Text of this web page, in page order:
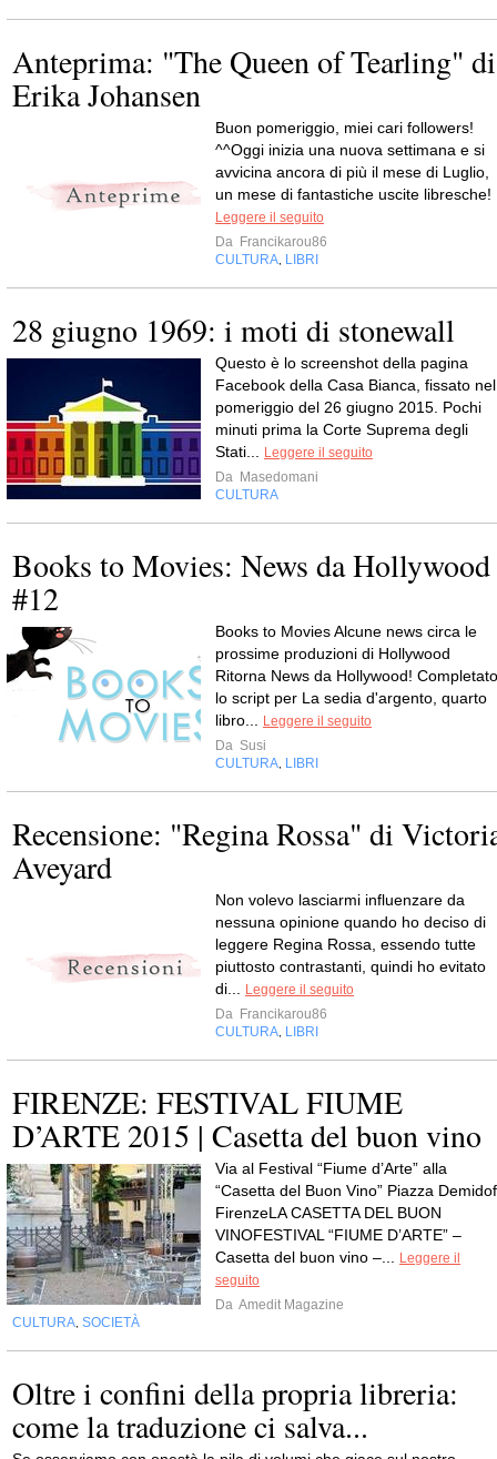
Anteprima: "The Queen of Tearling" di
Erika Johansen
Buon pomeriggio, miei cari followers!
^^Oggi inizia una nuova settimana e si
avvicina ancora di più il mese di Luglio,
un mese di fantastiche uscite libresche!
Leggere il seguito
Da Francikarou86
CULTURA LIBRI
28 giugno 1969: i moti di stonewall
Questo è lo screenshot della pagina
Facebook della Casa Bianca, fissato nel
pomeriggio del 26 giugno 2015. Pochi
minuti prima la Corte Suprema degli
Stati...
Leggere il seguito
Da Masedomani
CULTURA
Books to Movies: News da Hollywood
#12
Books to Movies Alcune news circa le
prossime produzioni di Hollywood
Ritorna News da Hollywood! Completato
lo script per La sedia d'argento, quarto
libro...
Leggere il seguito
Da Susi
CULTURA LIBRI
Recensione: "Regina Rossa" di
Aveyard
Non volevo lasciarmi influenzare da
nessuna opinione quando ho deciso di
leggere Regina Rossa, essendo tutte
piuttosto contrastanti, quindi ho evitato
di...
Leggere il seguito
Da Francikarou86
CULTURA LIBRI
FIRENZE: FESTIVAL FIUME
D’ARTE 2015 | Casetta del buon vino
Via al Festival “Fiume d’Arte” alla
“Casetta del Buon Vino” Piazza
FirenzeLA CASETTA DEL BUON
VINOFESTIVAL “FIUME D’ARTE” –
Casetta del buon vino –...
Leggere il
seguito
Da Amedit Magazine
CULTURA SOCIETÀ
Oltre i confini della propria libreria:
come la traduzione ci salva...